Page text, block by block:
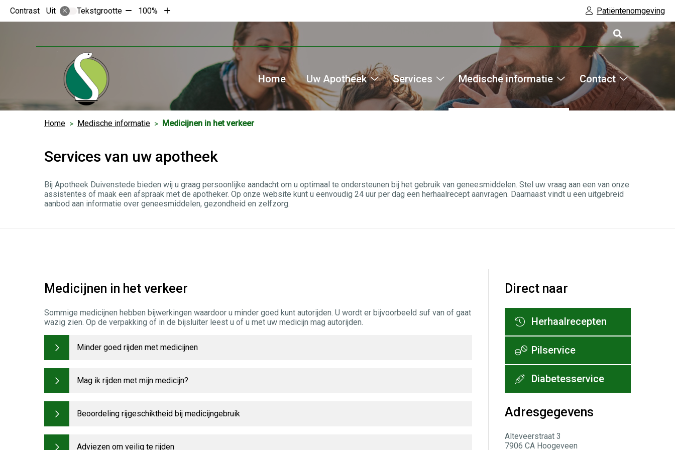
Contrast Uit Tekstgrootte Tekst
verkleinen
100%
Tekst
vergroten
Patiëntenomgeving
Home Uw Apotheek
Uw
Apotheek
Services
Services
submenu
Medische informatie
Medische
informatie
Contact
Contact
submenu
Home Medische informatie Medicijnen in het verkeer
Services van uw apotheek
Bij Apotheek Duivenstede bieden wij u graag persoonlijke aandacht om u optimaal te ondersteunen bij het gebruik van geneesmiddelen. Stel uw vraag aan een van onze
assistentes of maak een afspraak met de apotheker. Op onze website kunt u eenvoudig 24 uur per dag een herhaalrecept aanvragen. Daarnaast vindt u een uitgebreid
aanbod aan informatie over geneesmiddelen, gezondheid en zelfzorg.
Medicijnen in het verkeer
Sommige medicijnen hebben bijwerkingen waardoor u minder goed kunt autorijden. U wordt er bijvoorbeeld suf van of gaat
wazig zien. Op de verpakking of in de bijsluiter leest u of u met uw medicijn mag autorijden.
Minder goed rijden met medicijnen
Mag ik rijden met mijn medicijn?
Beoordeling rijgeschiktheid bij medicijngebruik
Adviezen om veilig te rijden
Direct naar
Herhaalrecepten
Pilservice
Diabetesservice
Adresgegevens
Alteveerstraat 3
7906 CA Hoogeveen